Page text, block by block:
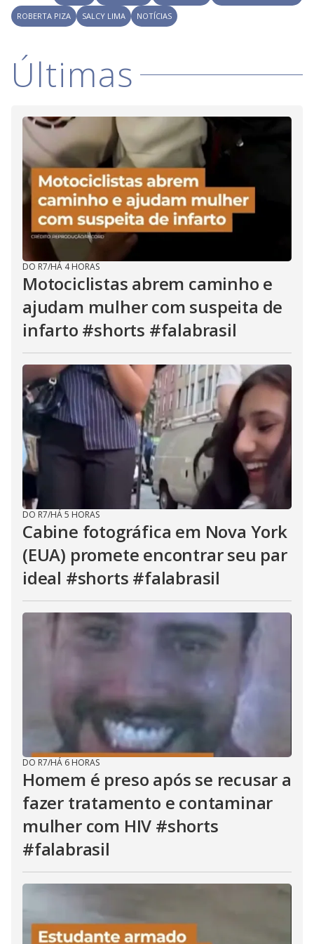
i
d
e
o
ROBERTA PIZA
SALCY LIMA NOTÍCIAS
Últimas
DO R7/HÁ 4 HORAS
Motociclistas abrem caminho e
ajudam mulher com suspeita de
infarto #shorts #falabrasil
DO R7/HÁ 5 HORAS
Cabine fotográfica em Nova York
(EUA) promete encontrar seu par
ideal #shorts #falabrasil
DO R7/HÁ 6 HORAS
Homem é preso após se recusar a
fazer tratamento e contaminar
mulher com HIV #shorts
#falabrasil